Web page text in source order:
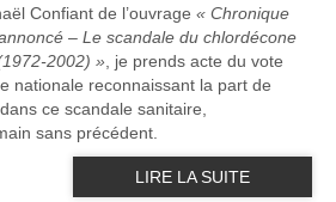
Confiant de l’ouvrage « Chronique
– Le scandale du chlordécone
2002) » , je prends acte du vote
nationale reconnaissant la part de
ce scandale sanitaire,
sans précédent.
LIRE LA SUITE